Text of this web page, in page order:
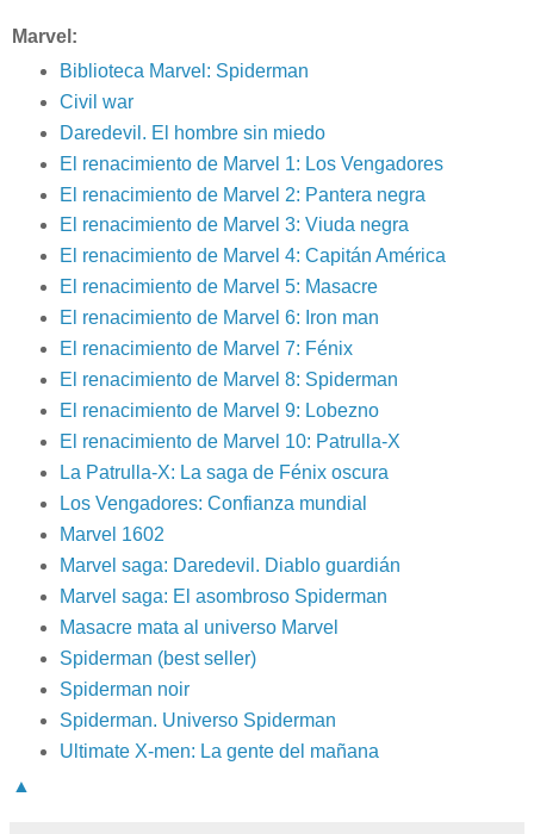
Marvel:
Biblioteca Marvel: Spiderman
Civil war
Daredevil. El hombre sin miedo
El renacimiento de Marvel 1: Los Vengadores
El renacimiento de Marvel 2: Pantera negra
El renacimiento de Marvel 3: Viuda negra
El renacimiento de Marvel 4: Capitán América
El renacimiento de Marvel 5: Masacre
El renacimiento de Marvel 6: Iron man
El renacimiento de Marvel 7: Fénix
El renacimiento de Marvel 8: Spiderman
El renacimiento de Marvel 9: Lobezno
El renacimiento de Marvel 10: Patrulla-X
La Patrulla-X: La saga de Fénix oscura
Los Vengadores: Confianza mundial
Marvel 1602
Marvel saga: Daredevil. Diablo guardián
Marvel saga: El asombroso Spiderman
Masacre mata al universo Marvel
Spiderman (best seller)
Spiderman noir
Spiderman. Universo Spiderman
Ultimate X-men: La gente del mañana
▲